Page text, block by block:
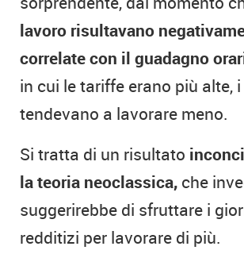
lavoro risultavano
correlate con il guadagno
in cui le tariffe erano più alte,
tendevano a lavorare meno.
Si tratta di un risultato
la teoria neoclassica, che
suggerirebbe di sfruttare i
redditizi per lavorare di più.